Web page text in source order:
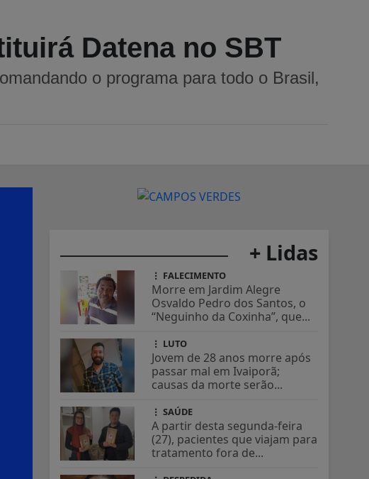
Datena no SBT
o programa para todo o Brasil,
+ Lidas
FALECIMENTO
Morre em Jardim Alegre
Osvaldo Pedro dos Santos, o
“Neguinho da Coxinha”, que...
LUTO
Jovem de 28 anos morre após
passar mal em Ivaiporã;
causas da morte serão...
SAÚDE
A partir desta segunda-feira
(27), pacientes que viajam para
tratamento fora de...